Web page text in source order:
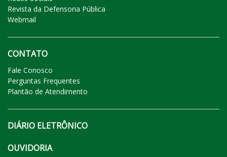
Revista da Defensoria Pública
Webmail
CONTATO
Fale Conosco
Perguntas Frequentes
Plantão de Atendimento
DIÁRIO ELETRÔNICO
OUVIDORIA